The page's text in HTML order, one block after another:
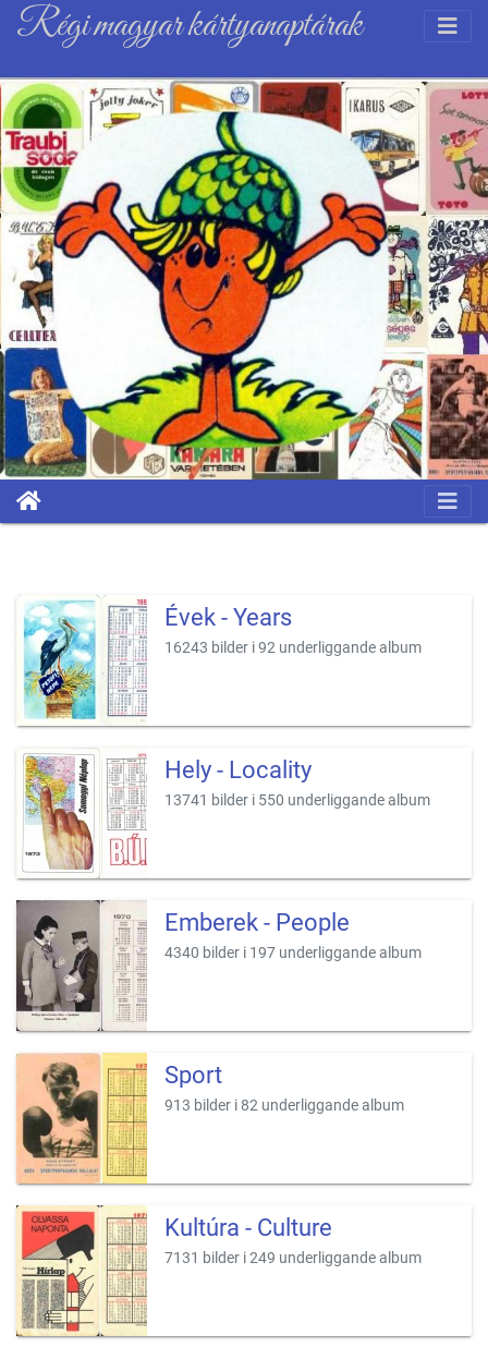
Régi magyar kártyanaptárak
Évek - Years
16243 bilder i 92 underliggande album
Hely - Locality
13741 bilder i 550 underliggande album
Emberek - People
4340 bilder i 197 underliggande album
Sport
913 bilder i 82 underliggande album
Kultúra - Culture
7131 bilder i 249 underliggande album